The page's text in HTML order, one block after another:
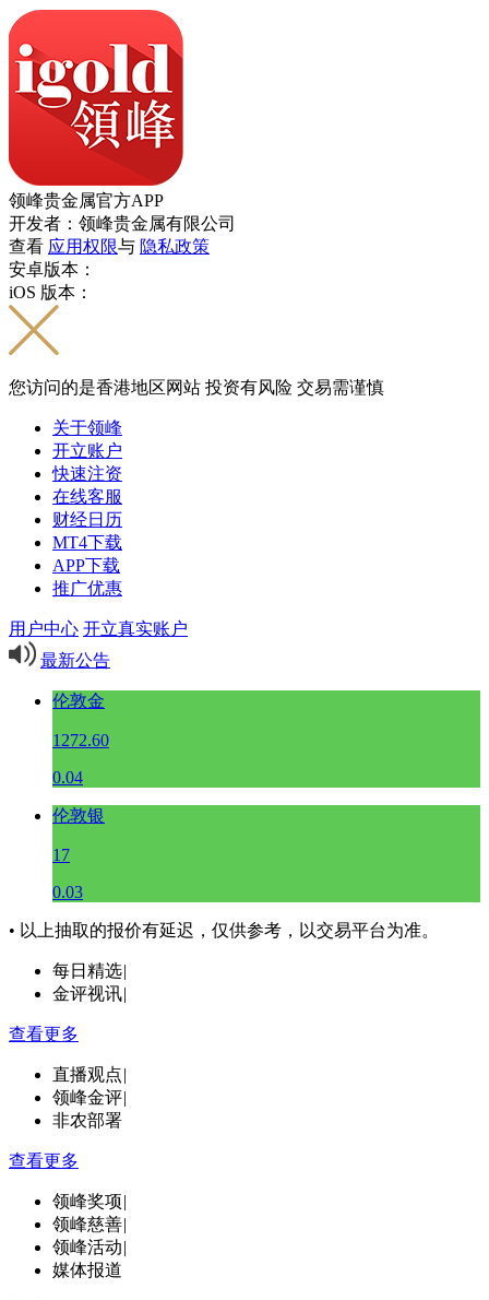
领峰贵金属官方APP
开发者：领峰贵金属有限公司
查看 应用权限与 隐私政策
安卓版本：
iOS 版本：
您访问的是香港地区网站 投资有风险 交易需谨慎
关于领峰
开立账户
快速注资
在线客服
财经日历
MT4下载
APP下载
推广优惠
用户中心 开立真实账户
最新公告
伦敦金
1272.60
0.04
伦敦银
17
0.03
• 以上抽取的报价有延迟，仅供参考，以交易平台为准。
每日精选|
金评视讯|
查看更多
直播观点|
领峰金评|
非农部署
查看更多
领峰奖项|
领峰慈善|
领峰活动|
媒体报道